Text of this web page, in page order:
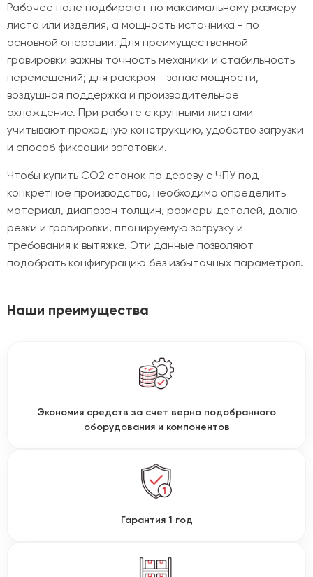
Рабочее поле подбирают по максимальному размеру
листа или изделия, а мощность источника - по
основной операции. Для преимущественной
гравировки важны точность механики и стабильность
перемещений; для раскроя - запас мощности,
воздушная поддержка и производительное
охлаждение. При работе с крупными листами
учитывают проходную конструкцию, удобство загрузки
и способ фиксации заготовки.
Чтобы купить CO2 станок по дереву с ЧПУ под
конкретное производство, необходимо определить
материал, диапазон толщин, размеры деталей, долю
резки и гравировки, планируемую загрузку и
требования к вытяжке. Эти данные позволяют
подобрать конфигурацию без избыточных параметров.
Наши преимущества
Экономия средств за счет верно подобранного
оборудования и компонентов
Гарантия 1 год